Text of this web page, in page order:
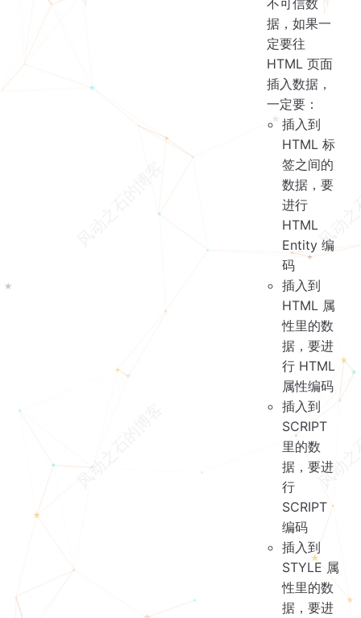
据，如果一
定要往
HTML 页面
插入数据，
一定要：
插入到
HTML 标
签之间的
数据，要
进行
HTML
Entity 编
码
插入到
HTML 属
性里的数
据，要进
行 HTML
属性编码
插入到
SCRIPT
里的数
据，要进
行
SCRIPT
编码
插入到
STYLE 属
性里的数
据，要进